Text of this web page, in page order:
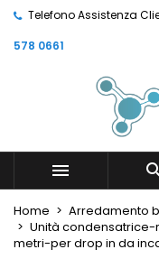
Telefono Assistenza
578 0661

Home Arredamento
Unità
metri-per drop in da